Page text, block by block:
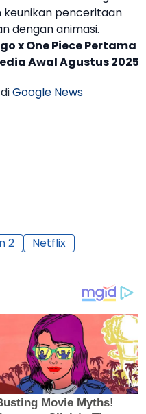
penceritaan
dengan animasi.
x One Piece Pertama
Awal Agustus 2025
Google News
2
Netflix